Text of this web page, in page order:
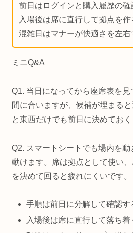
前日はログインと購入履歴の確
入場後は席に直行して拠点を作
混雑日はマナーが快適さを左右
ミニQ&A
Q1. 当日になってから座席表を見
間に合いますが、候補が埋まる
と東西だけでも前日に決めておく
Q2. スマートシートでも場内を動
動けます。席は拠点として使い
を決めて回ると疲れにくいです。
手順は前日に分解して確認す
入場後は席に直行して落ち着